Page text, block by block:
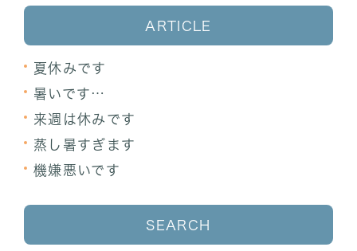
ARTICLE
夏休みです
暑いです…
来週は休みです
蒸し暑すぎます
機嫌悪いです
SEARCH